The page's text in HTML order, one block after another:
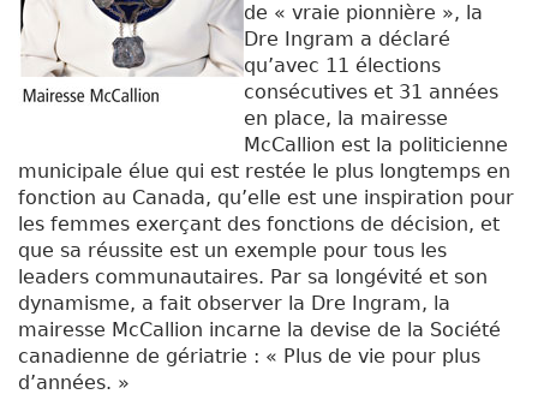
de « vraie pionnière », la
Dre Ingram a déclaré
qu’avec 11 élections
consécutives et 31 années
en place, la mairesse
McCallion est la politicienne
municipale élue qui est restée le plus longtemps en
fonction au Canada, qu’elle est une inspiration pour
les femmes exerçant des fonctions de décision, et
que sa réussite est un exemple pour tous les
leaders communautaires. Par sa longévité et son
dynamisme, a fait observer la Dre Ingram, la
mairesse McCallion incarne la devise de la Société
canadienne de gériatrie : « Plus de vie pour plus
d’années. »